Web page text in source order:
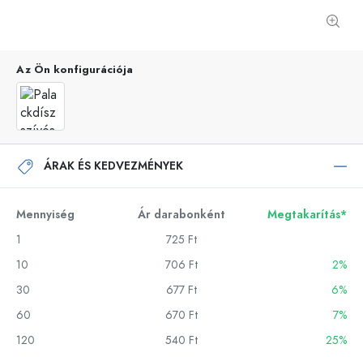
Az Ön konfigurációja
ÁRAK ÉS KEDVEZMÉNYEK
Mennyiség Ár darabonként
Megtakarítás*
1
725 Ft
10
706 Ft
2%
30
677 Ft
6%
60
670 Ft
7%
120
540 Ft
25%